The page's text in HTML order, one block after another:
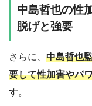
中島哲也の性
脱げと強要
さらに、 中島哲也
要して性加害やパ
す。